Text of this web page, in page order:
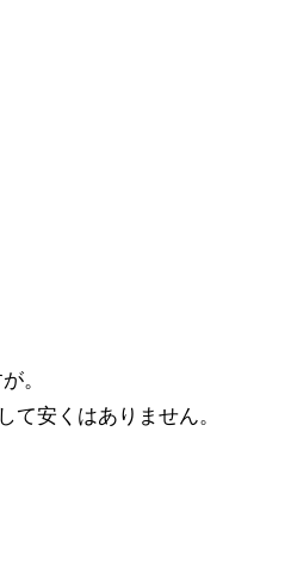
。
て安くはありません。